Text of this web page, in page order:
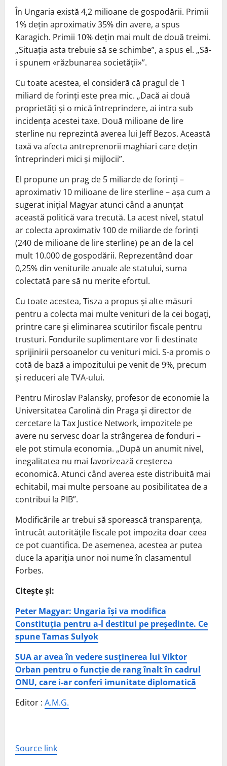
În Ungaria există 4,2 milioane de gospodării. Primii
1% dețin aproximativ 35% din avere, a spus
Karagich. Primii 10% dețin mai mult de două treimi.
„Situația asta trebuie să se schimbe”, a spus el. „Să-
i spunem «răzbunarea societății»”.
Cu toate acestea, el consideră că pragul de 1
miliard de forinți este prea mic. „Dacă ai două
proprietăți și o mică întreprindere, ai intra sub
incidența acestei taxe. Două milioane de lire
sterline nu reprezintă averea lui Jeff Bezos. Această
taxă va afecta antreprenorii maghiari care dețin
întreprinderi mici și mijlocii”.
El propune un prag de 5 miliarde de forinți –
aproximativ 10 milioane de lire sterline – așa cum a
sugerat inițial Magyar atunci când a anunțat
această politică vara trecută. La acest nivel, statul
ar colecta aproximativ 100 de miliarde de forinți
(240 de milioane de lire sterline) pe an de la cel
mult 10.000 de gospodării. Reprezentând doar
0,25% din veniturile anuale ale statului, suma
colectată pare să nu merite efortul.
Cu toate acestea, Tisza a propus și alte măsuri
pentru a colecta mai multe venituri de la cei bogați,
printre care și eliminarea scutirilor fiscale pentru
trusturi. Fondurile suplimentare vor fi destinate
sprijinirii persoanelor cu venituri mici. S-a promis o
cotă de bază a impozitului pe venit de 9%, precum
și reduceri ale TVA-ului.
Pentru Miroslav Palansky, profesor de economie la
Universitatea Carolină din Praga și director de
cercetare la Tax Justice Network, impozitele pe
avere nu servesc doar la strângerea de fonduri –
ele pot stimula economia. „După un anumit nivel,
inegalitatea nu mai favorizează creșterea
economică. Atunci când averea este distribuită mai
echitabil, mai multe persoane au posibilitatea de a
contribui la PIB”.
Modificările ar trebui să sporească transparența,
întrucât autoritățile fiscale pot impozita doar ceea
ce pot cuantifica. De asemenea, acestea ar putea
duce la apariția unor noi nume în clasamentul
Forbes.
Citește și:
Peter Magyar: Ungaria îşi va modifica
Constituţia pentru a-l destitui pe preşedinte. Ce
spune Tamas Sulyok
SUA ar avea în vedere susținerea lui Viktor
Orban pentru o funcție de rang înalt în cadrul
ONU, care i-ar conferi imunitate diplomatică
Editor : A.M.G.
Source link